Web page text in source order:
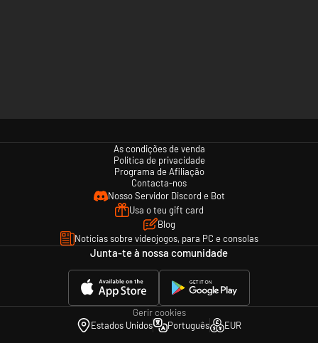
As condições de venda
Política de privacidade
Programa de Afiliação
Contacta-nos
Nosso Servidor Discord e Bot
Usa o teu gift card
Blog
Notícias sobre videojogos, para PC e consolas
Junta-te à nossa comunidade
Gerir cookies
Estados Unidos
Português EUR